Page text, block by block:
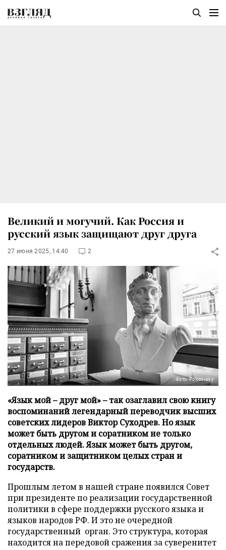
Великий и могучий. Как Россия и
русский язык защищают друг друга
27 июня 2025, 14:40 2
Фото: Polozovsky
«Язык мой – друг мой» – так озаглавил свою книгу
воспоминаний легендарный переводчик высших
советских лидеров Виктор Суходрев. Но язык
может быть другом и соратником не только
отдельных людей. Язык может быть другом,
соратником и защитником целых стран и
государств.
Прошлым летом в нашей стране появился Совет
при президенте по реализации государственной
политики в сфере поддержки русского языка и
языков народов РФ. И это не очередной
государственный орган. Это структура, которая
находится на передовой сражения за суверенитет